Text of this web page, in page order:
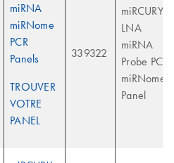
miRNA
miRNome
PCR
Panels
TROUVER
VOTRE
PANEL
339322
miRCURY
LNA
miRNA
Probe PCR
miRNome
Panel